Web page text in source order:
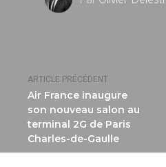
ARTICLE PRÉCÉDENT
Air France inaugure
son nouveau salon au
terminal 2G de Paris
Charles-de-Gaulle